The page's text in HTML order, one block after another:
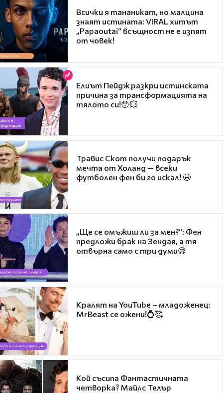
Всички я тананикат, но малцина
знаят истината: VIRAL хитът
„Papaoutai“ всъщност не е изпят
от човек!
Елиът Пейдж разкри истинската
причина за трансформацията на
тялото си!😯💥
Травис Скот получи подарък
мечта от Холанд — всеки
футболен фен би го искал! 🤩
„Ще се омъжиш ли за мен?“: Фен
предложи брак на Зендая, а тя
отвърна само с три думи😅
Кралят на YouTube – младоженец:
MrBeast се ожени!💍🥰
Кой съсипа Фантастичната
четворка? Майлс Телър